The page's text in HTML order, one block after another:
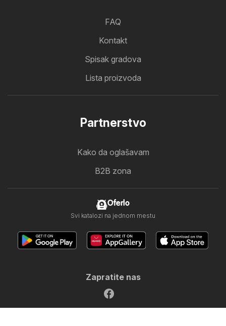
FAQ
Kontakt
Spisak gradova
Lista proizvoda
Partnerstvo
Kako da oglašavam
B2B zona
Oferlo
Svi katalozi na jednom mestu
Zapratite nas